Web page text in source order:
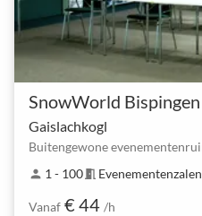
SnowWorld Bispingen
Gaislachkogl
person 1 - 100meeting_room Evenementenzalen
Vanaf € 44 /h